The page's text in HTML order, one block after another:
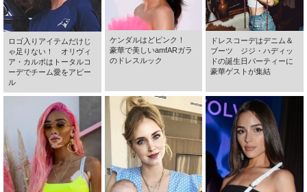
ロゴ入りアイテムだけじ
ゃ足りない！ オリヴィ
ア・カルポはトータルコ
ーデでチーム愛をアピー
ル
ケンダルはどピンク！
豪華で美しいamfARガラ
のドレスルック
ドレスコーデはデニム＆
ブーツ ジジ・ハディッ
ドの誕生日パーティーに
豪華ゲストが集結